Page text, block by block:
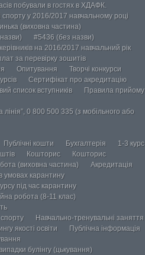
побували в гостях в ХДАФК.
спорту у 2016/2017 навчальному році
(виховна частина)
#5436 (без назви)
на 2016/2017 навчальний рік
за перевірку зошитів
Опитування
Творчі конкурси
Сертифікат про акредитацію
список вступників
Правила прийому
0 800 500 335 (з мобільного або
Публічні кошти Бухгалтерія
1-3 курс
Кошторис
Кошторис
(виховна частина)
Акредитація
умовах карантину
під час карантину
робота (8-11 клас)
Навчально-тренувальні заняття
якості освіти
Публічна інформація
булінгу (цькування)